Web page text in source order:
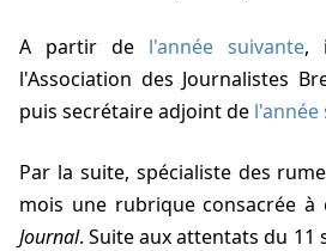
A partir de l'année suivante,
l'Association des Journalistes
puis secrétaire adjoint de l'année
Par la suite, spécialiste des rumeurs, il rédige chaque
mois une rubrique consacrée
Journal. Suite aux attentats du 11